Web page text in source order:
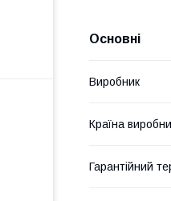
Основні
Виробник
Країна
Гарантійний